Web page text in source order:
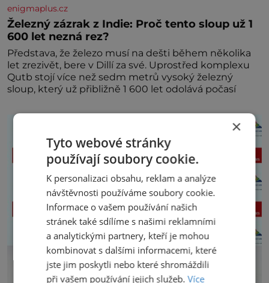
enigmaplus.cz
Železný zázrak z Indie: Proč tento sloup už 1
600 let nezná rez?
Představa, že železo musí na dešti během několika
let zrezivět, bere v Dillí za své. Uprostřed komplexu
Qutb stojí více než sedm metrů vysoký železný
sloup, který už přibližně 1 600 let odolává počasí
×
Tyto webové stránky
používají soubory cookie.
K personalizaci obsahu, reklam a analýze
návštěvnosti používáme soubory cookie.
Informace o vašem používání našich
stránek také sdílíme s našimi reklamními
a analytickými partnery, kteří je mohou
kombinovat s dalšími informacemi, které
jste jim poskytli nebo které shromáždili
při vašem používání jejich služeb.Více